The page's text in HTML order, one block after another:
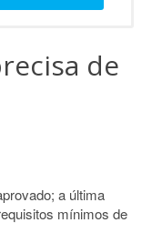
de
a última
mínimos de